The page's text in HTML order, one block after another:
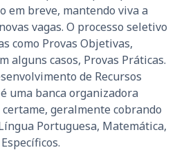
em breve, mantendo viva a
vagas. O processo seletivo
como Provas Objetivas,
alguns casos, Provas Práticas.
de Recursos
uma banca organizadora
geralmente cobrando
Portuguesa, Matemática,